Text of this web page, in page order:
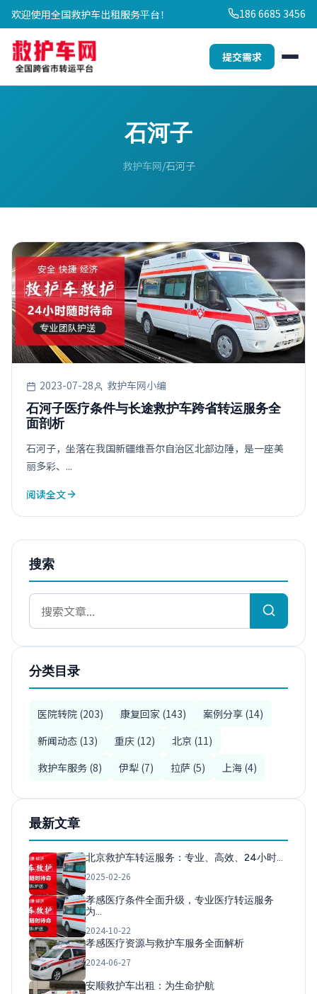
欢迎使用全国救护车出租服务平台！ 186 6685 3456
提交需求
石河子
救护车网 石河子
2023-07-28 救护车网小编
石河子医疗条件与长途救护车跨省转运服务全
面剖析
石河子，坐落在我国新疆维吾尔自治区北部边陲，是一座美
丽多彩、...
阅读全文
搜索
分类目录
医院转院 (203) 康复回家 (143)
案例分享 (14)
新闻动态 (13)
重庆 (12)
北京 (11)
救护车服务 (8)
伊犁 (7) 拉萨 (5) 上海 (4)
最新文章
北京救护车转运服务：专业、高效、24小时…
2025-02-26
孝感医疗条件全面升级，专业医疗转运服务
为…
2024-10-22
孝感医疗资源与救护车服务全面解析
2024-06-27
安顺救护车出租：为生命护航